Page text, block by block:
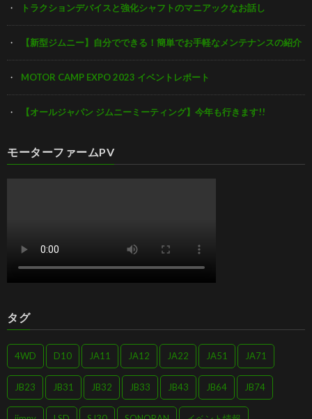
トラクションデバイスと強化シャフトのマニアックなお話し
【新型ジムニー】自分でできる！簡単でお手軽なメンテナンスの紹介
MOTOR CAMP EXPO 2023 イベントレポート
【オールジャパン ジムニーミーティング】今年も行きます!!
モーターファームPV
タグ
4WD D10 JA11 JA12 JA22 JA51 JA71
JB23 JB31 JB32 JB33 JB43 JB64 JB74